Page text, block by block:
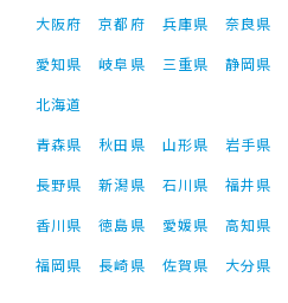
大阪府 京都府 兵庫県 奈良県
愛知県 岐阜県 三重県
静岡県
北海道
青森県 秋田県 山形県 岩手県
長野県 新潟県 石川県 福井県
香川県 徳島県 愛媛県 高知県
福岡県 長崎県 佐賀県 大分県